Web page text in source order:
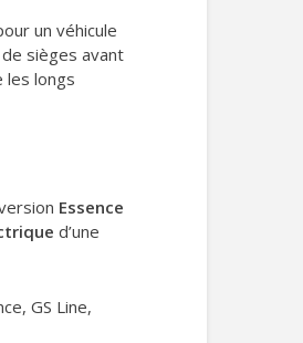
un véhicule
sièges avant
les longs
Essence
d’une
GS Line,